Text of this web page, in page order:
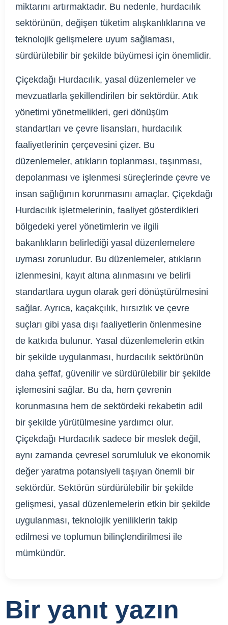
miktarını artırmaktadır. Bu nedenle, hurdacılık
sektörünün, değişen tüketim alışkanlıklarına ve
teknolojik gelişmelere uyum sağlaması,
sürdürülebilir bir şekilde büyümesi için önemlidir.
Çiçekdağı Hurdacılık, yasal düzenlemeler ve
mevzuatlarla şekillendirilen bir sektördür. Atık
yönetimi yönetmelikleri, geri dönüşüm
standartları ve çevre lisansları, hurdacılık
faaliyetlerinin çerçevesini çizer. Bu
düzenlemeler, atıkların toplanması, taşınması,
depolanması ve işlenmesi süreçlerinde çevre ve
insan sağlığının korunmasını amaçlar. Çiçekdağı
Hurdacılık işletmelerinin, faaliyet gösterdikleri
bölgedeki yerel yönetimlerin ve ilgili
bakanlıkların belirlediği yasal düzenlemelere
uyması zorunludur. Bu düzenlemeler, atıkların
izlenmesini, kayıt altına alınmasını ve belirli
standartlara uygun olarak geri dönüştürülmesini
sağlar. Ayrıca, kaçakçılık, hırsızlık ve çevre
suçları gibi yasa dışı faaliyetlerin önlenmesine
de katkıda bulunur. Yasal düzenlemelerin etkin
bir şekilde uygulanması, hurdacılık sektörünün
daha şeffaf, güvenilir ve sürdürülebilir bir şekilde
işlemesini sağlar. Bu da, hem çevrenin
korunmasına hem de sektördeki rekabetin adil
bir şekilde yürütülmesine yardımcı olur.
Çiçekdağı Hurdacılık sadece bir meslek değil,
aynı zamanda çevresel sorumluluk ve ekonomik
değer yaratma potansiyeli taşıyan önemli bir
sektördür. Sektörün sürdürülebilir bir şekilde
gelişmesi, yasal düzenlemelerin etkin bir şekilde
uygulanması, teknolojik yeniliklerin takip
edilmesi ve toplumun bilinçlendirilmesi ile
mümkündür.
Bir yanıt yazın